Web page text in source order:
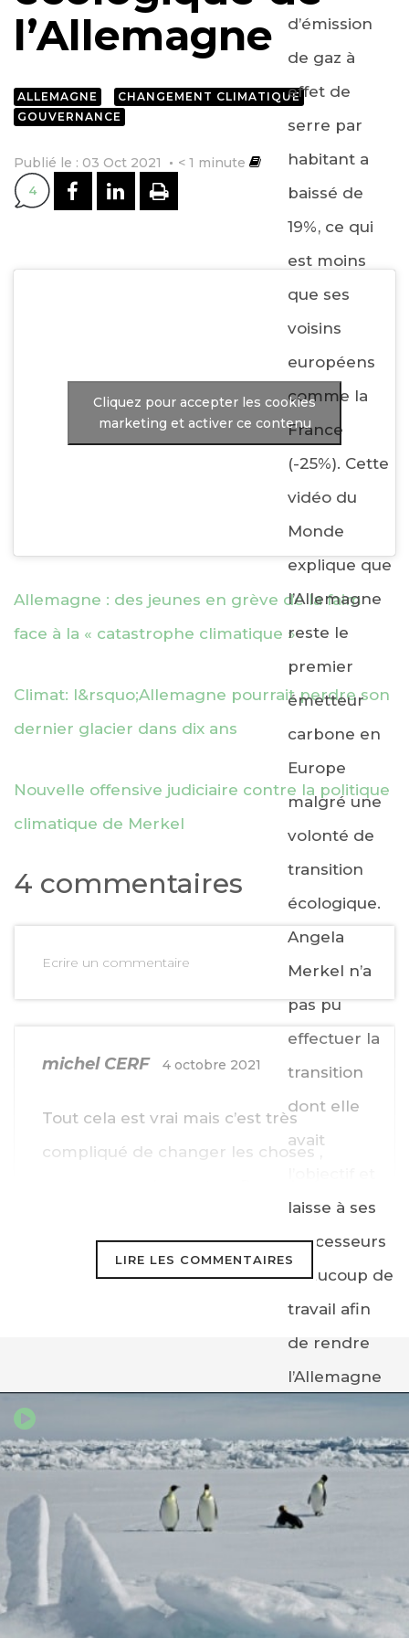
l’Allemagne
ALLEMAGNE
CHANGEMENT CLIMATIQUE
GOUVERNANCE
Publié le : 03 Oct 2021 < 1 minute
4 PARTAGER SUR FACEBOOK
PARTAGER SUR
IMPRIMER
d’émission
de gaz à
effet de
serre par
habitant a
baissé de
19%, ce qui
est moins
que ses
voisins
européens
comme la
France
(-25%). Cette
vidéo du
Monde
explique que
l’Allemagne
reste le
premier
émetteur
carbone en
Europe
malgré une
volonté de
transition
écologique.
Angela
Merkel n’a
pas pu
effectuer la
transition
dont elle
avait
laisse à ses
successeurs
beaucoup de
travail afin
de rendre
l’Allemagne
polluante.
Cliquez pour accepter les cookies
marketing et activer ce contenu
Allemagne : des jeunes en grève de la faim
face à la « catastrophe climatique »
Climat: l&rsquo;Allemagne pourrait perdre son
dernier glacier dans dix ans
Nouvelle offensive judiciaire contre la politique
climatique de Merkel
4 commentaires
Ecrire un commentaire
michel CERF 4 octobre 2021
Tout cela est vrai mais c’est très
compliqué de changer les choses ,
Ce message du monde mentionnant
la transition écologique de l’Allemagne
est scandaleux et je rejoins Aurélie
Filippetti ancien ministre de la culture
et de la communication lorsqu’il estime
que le contraste est saisissant entre la
maturité de la démocratie allemande et
LIRE LES COMMENTAIRES